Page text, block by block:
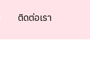
ติดต่อเรา